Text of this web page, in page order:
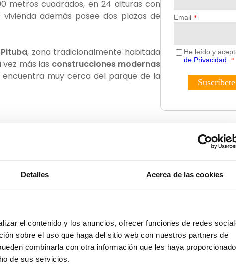
Detalles Acerca de las cookies
el contenido y los anuncios, ofrecer funciones de redes
sobre el uso que haga del sitio web con nuestros partners de
combinarla con otra información que les haya
de sus servicios.
metros cuadrados, en 24 alturas con
además posee dos plazas de
, zona tradicionalmente habitada
más las construcciones modernas
encuentra muy cerca del parque de la
zonas
Decoración
Innovación y
Lifestyle y
Opinión del Experto
Podcast